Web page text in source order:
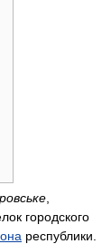
городского
республики.